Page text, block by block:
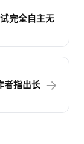
完全自主无
者指出长 →